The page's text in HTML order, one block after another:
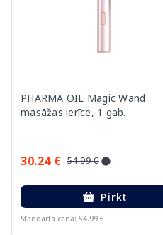
PHARMA OIL Magic Wand
masāžas ierīce, 1 gab.
30.24 € 54.99 €
Pirkt
Standarta cena: 54.99 €